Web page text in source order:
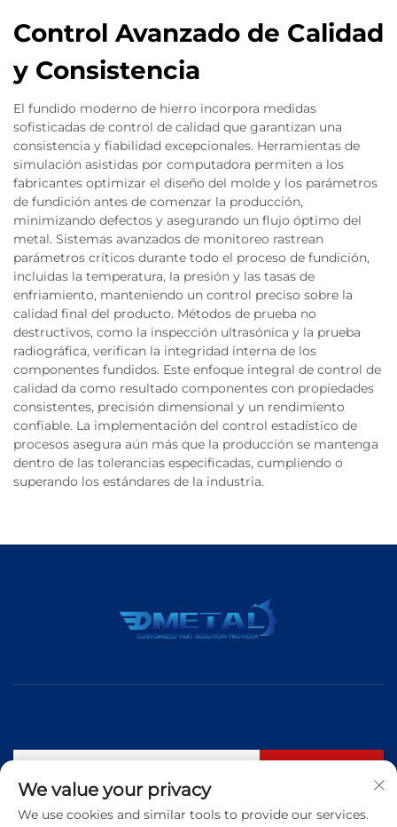
Control Avanzado de Calidad
y Consistencia
El fundido moderno de hierro incorpora medidas
sofisticadas de control de calidad que garantizan una
consistencia y fiabilidad excepcionales. Herramientas de
simulación asistidas por computadora permiten a los
fabricantes optimizar el diseño del molde y los parámetros
de fundición antes de comenzar la producción,
minimizando defectos y asegurando un flujo óptimo del
metal. Sistemas avanzados de monitoreo rastrean
parámetros críticos durante todo el proceso de fundición,
incluidas la temperatura, la presión y las tasas de
enfriamiento, manteniendo un control preciso sobre la
calidad final del producto. Métodos de prueba no
destructivos, como la inspección ultrasónica y la prueba
radiográfica, verifican la integridad interna de los
componentes fundidos. Este enfoque integral de control de
calidad da como resultado componentes con propiedades
consistentes, precisión dimensional y un rendimiento
confiable. La implementación del control estadístico de
procesos asegura aún más que la producción se mantenga
dentro de las tolerancias especificadas, cumpliendo o
superando los estándares de la industria.
We value your privacy
We use cookies and similar tools to provide our services.